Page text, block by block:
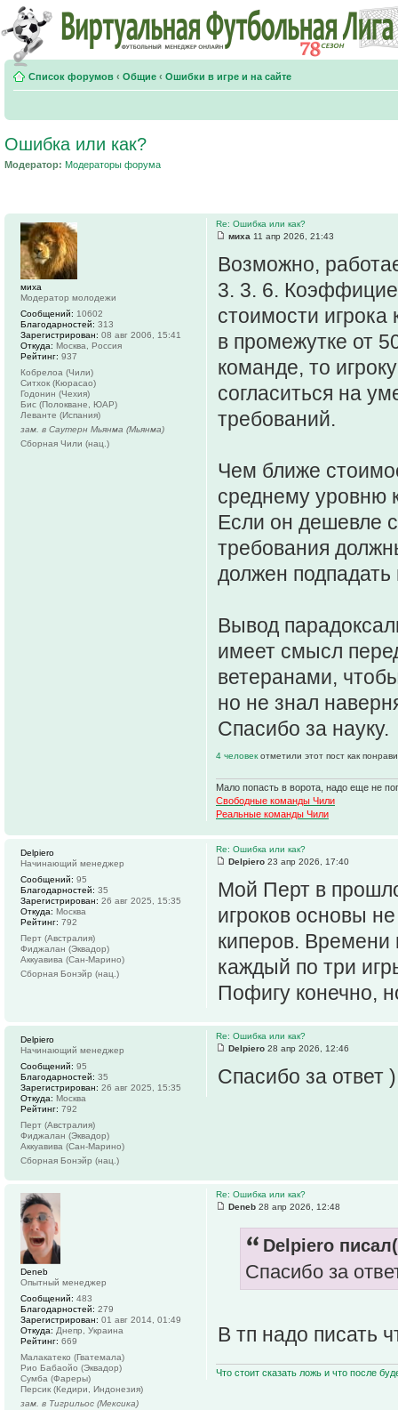
Список форумов ‹ Общие ‹ Ошибки в игре и на сайте
Ошибка или как?
Модератор: Модераторы форума
Re: Ошибка или как?
миха 11 апр 2026, 21:43
Возможно,
3. 3. 6.
стоимости
в промежутке от
команде, то
согласиться на
требований.
Чем ближе
среднему уровню
Если он дешевле
требования
должен подпадать
Вывод
имеет смысл
ветеранами,
но не знал
Спасибо за науку.
4 человек отметили этот пост как
Мало попасть в ворота, надо еще не
Свободные команды Чили
Реальные команды Чили
миха
Модератор молодежи
Сообщений: 10602
Благодарностей: 313
Зарегистрирован: 08 авг 2006, 15:41
Откуда: Москва, Россия
Рейтинг: 937
Кобрелоа (Чили)
Ситхок (Кюрасао)
Годонин (Чехия)
Бис (Полокване, ЮАР)
Леванте (Испания)
зам. в Саутерн Мьянма (Мьянма)
Сборная Чили (нац.)
Re: Ошибка или как?
Delpiero 23 апр 2026, 17:40
Мой Перт в
игроков основы
киперов. Времени
каждый по три
Пофигу конечно,
Delpiero
Начинающий менеджер
Сообщений: 95
Благодарностей: 35
Зарегистрирован: 26 авг 2025, 15:35
Откуда: Москва
Рейтинг: 792
Перт (Австралия)
Фиджалан (Эквадор)
Аккуавива (Сан-Марино)
Сборная Бонэйр (нац.)
Re: Ошибка или как?
Delpiero 28 апр 2026, 12:46
Спасибо за ответ )
Delpiero
Начинающий менеджер
Сообщений: 95
Благодарностей: 35
Зарегистрирован: 26 авг 2025, 15:35
Откуда: Москва
Рейтинг: 792
Перт (Австралия)
Фиджалан (Эквадор)
Аккуавива (Сан-Марино)
Сборная Бонэйр (нац.)
Re: Ошибка или как?
Deneb 28 апр 2026, 12:48
Delpiero
Спасибо за
В тп надо писать
Что стоит сказать ложь и что после
Deneb
Опытный менеджер
Сообщений: 483
Благодарностей: 279
Зарегистрирован: 01 авг 2014, 01:49
Откуда: Днепр, Украина
Рейтинг: 669
Малакатеко (Гватемала)
Рио Бабаойо (Эквадор)
Сумба (Фареры)
Персик (Кедири, Индонезия)
зам. в Тигрильос (Мексика)